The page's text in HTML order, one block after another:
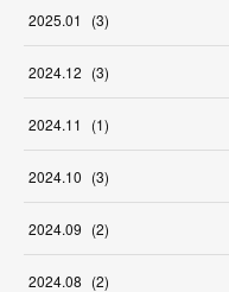
2025.01 (3)
2024.12 (3)
2024.11 (1)
2024.10 (3)
2024.09 (2)
2024.08 (2)